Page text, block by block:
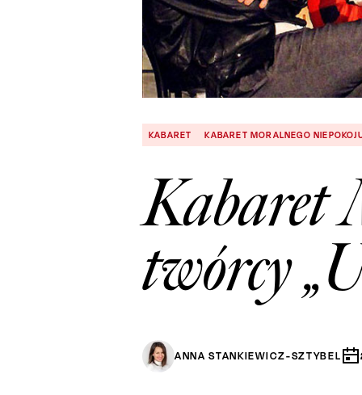
KABARET KABARET MORALNEGO
Kabaret
twórcy
ANNA STANKIEWICZ-SZTYBEL